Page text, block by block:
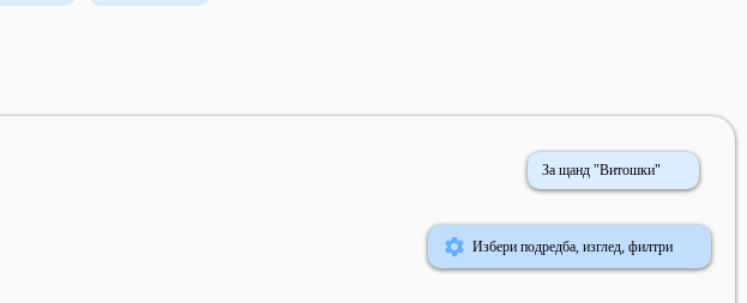
За щанд "Витошки"
Избери подредба, изглед, филтри